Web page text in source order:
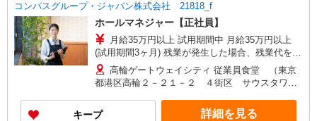
コンパスグループ・ジャパン株式会社 21818_f
ホールマネジャー【正社員】
月給35万円以上 試用期間中 月給35万円以上
(試用期間3ヶ月) 残業が発生した場合、残業代を1
分単位で別途支給します。
高輪ゲートウェイシティ 従業員食堂 （東京
都港区高輪２－２１－２ ４街区 サウスタワー
キープ 詳細を見る